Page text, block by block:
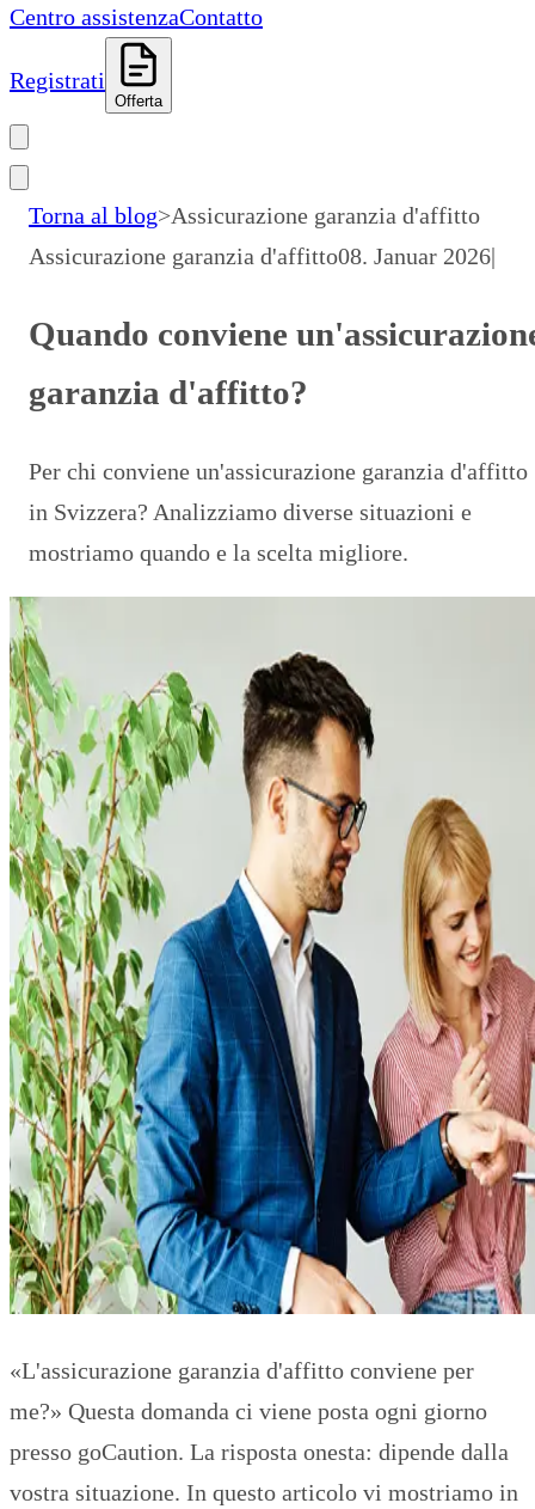
Centro assistenzaContatto
Registrati
Offerta
Torna al blog>Assicurazione garanzia d'affitto
Assicurazione garanzia d'affitto08. Januar 2026|
Quando conviene
garanzia d'affitto?
Per chi conviene un'assicurazione garanzia d'affitto
in Svizzera? Analizziamo diverse situazioni e
mostriamo quando e la scelta migliore.
«L'assicurazione garanzia d'affitto conviene per
me?» Questa domanda ci viene posta ogni giorno
presso goCaution. La risposta onesta: dipende dalla
vostra situazione. In questo articolo vi mostriamo in